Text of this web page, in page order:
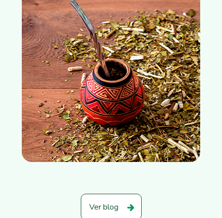
Ver blog